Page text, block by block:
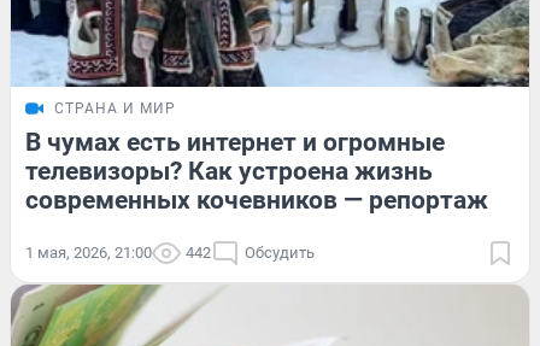
СТРАНА И МИР
В чумах есть интернет и огромные
телевизоры? Как устроена жизнь
современных кочевников — репортаж
1 мая, 2026, 21:00 442 Обсудить